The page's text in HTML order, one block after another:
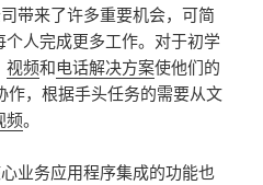
带来了许多重要机会，可简
人完成更多工作。对于初学
视频和电话解决方案使他们的
作，根据手头任务的需要从文
频。
业务应用程序集成的功能也